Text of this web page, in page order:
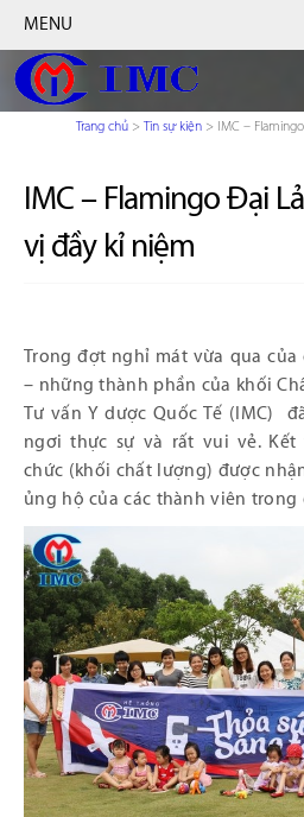
MENU
Trang chủ > Tin sự kiện > IMC –
IMC – Flamingo Đại
vị đầy kỉ niệm
Trong đợt nghỉ mát vừa qua
– những thành phần của khối
Tư vấn Y dược Quốc Tế (IMC)
ngơi thực sự và rất vui vẻ.
chức (khối chất lượng) được
ủng hộ của các thành viên trong